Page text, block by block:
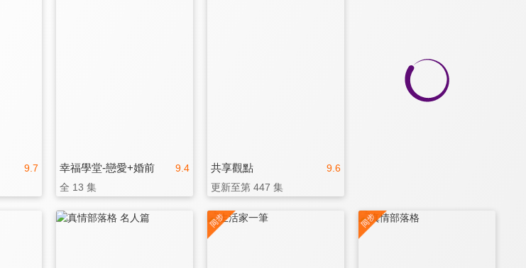
9.7 9.4
幸福學堂-戀愛+婚前
全 13 集
9.6
共享觀點
更新至第 447 集